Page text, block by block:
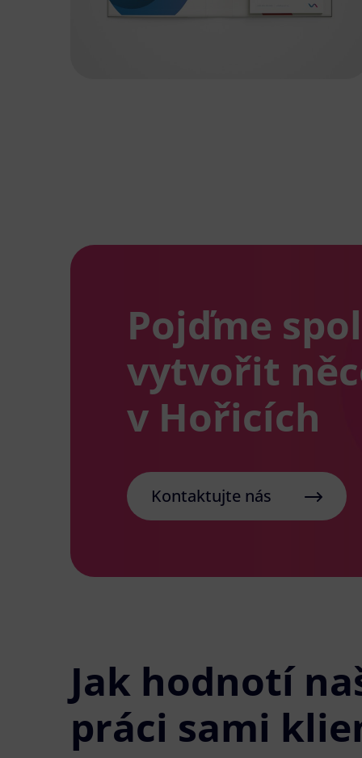
Pojďme
vytvořit
v Hořicích
Kontaktujte nás
Jak hodnotí
práci sami